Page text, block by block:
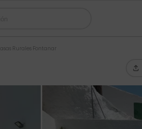
Rurales Fontanar